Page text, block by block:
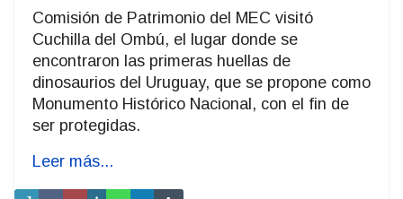
Comisión de Patrimonio del MEC visitó
Cuchilla del Ombú, el lugar donde se
encontraron las primeras huellas de
dinosaurios del Uruguay, que se propone como
Monumento Histórico Nacional, con el fin de
ser protegidas.
Leer más...